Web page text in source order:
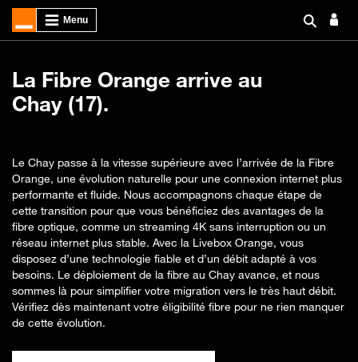
La Fibre Orange arrive au
Chay (17).
Le Chay passe à la vitesse supérieure avec l’arrivée de la Fibre
Orange, une évolution naturelle pour une connexion internet plus
performante et fluide. Nous accompagnons chaque étape de
cette transition pour que vous bénéficiez des avantages de la
fibre optique, comme un streaming 4K sans interruption ou un
réseau internet plus stable. Avec la Livebox Orange, vous
disposez d’une technologie fiable et d’un débit adapté à vos
besoins. Le déploiement de la fibre au Chay avance, et nous
sommes là pour simplifier votre migration vers le très haut débit.
Vérifiez dès maintenant votre éligibilité fibre pour ne rien manquer
de cette évolution.